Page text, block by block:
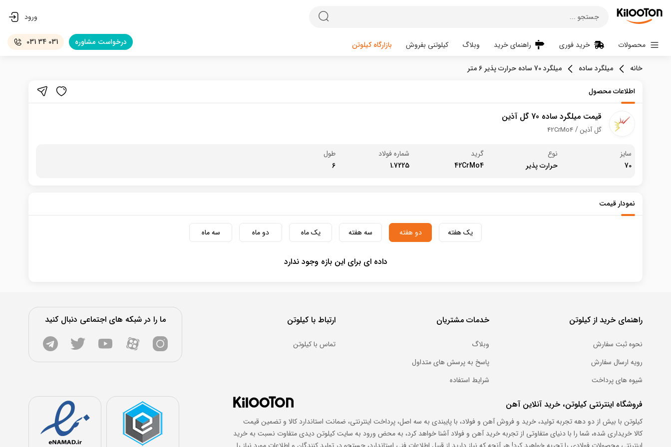
محصولات خرید فوری راهنمای خرید وبلاگ کیلوتنی بفروش بازارگاه کیلوتن درخواست مشاوره 031 34 031
جستجو ... ورود
خانه میلگرد ساده میلگرد 70 ساده حرارت پذیر 6 متر
اطلاعات محصول
قیمت میلگرد ساده 70 گل آذین
42CrMo4 گل آذین
سایز
70
نوع
حرارت پذیر
گرید
42CrMo4
شماره فولاد
1.7225
طول
6
نمودار قیمت
یک هفته دو هفته سه هفته یک ماه دو ماه سه ماه
داده ای برای این بازه وجود ندارد
ما را در شبکه های اجتماعی دنبال کنید ارتباط با کیلوتن
تماس با کیلوتن
خدمات مشتریان
وبلاگ
پاسخ به پرسش های متداول
شرایط استفاده
راهنمای خرید از کیلوتن
نحوه ثبت سفارش
رویه ارسال سفارش
شیوه های پرداخت
فروشگاه اینترنتی کیلوتن، خرید آنلاین آهن
کیلوتن با بیش از دو دهه تجربه تولید، خرید و فروش آهن و فولاد، با پایبندی به سه اصل، پرداخت اینترنتی، ضمانت استاندارد کالا و تضمین قیمت
کالا خریداری شده، شما را با دنیای متفاوتی از تجربه خرید آهن و فولاد آشنا خواهد کرد، به محض ورود به سایت کیلوتن دیدی متفاوت نسبت به خرید